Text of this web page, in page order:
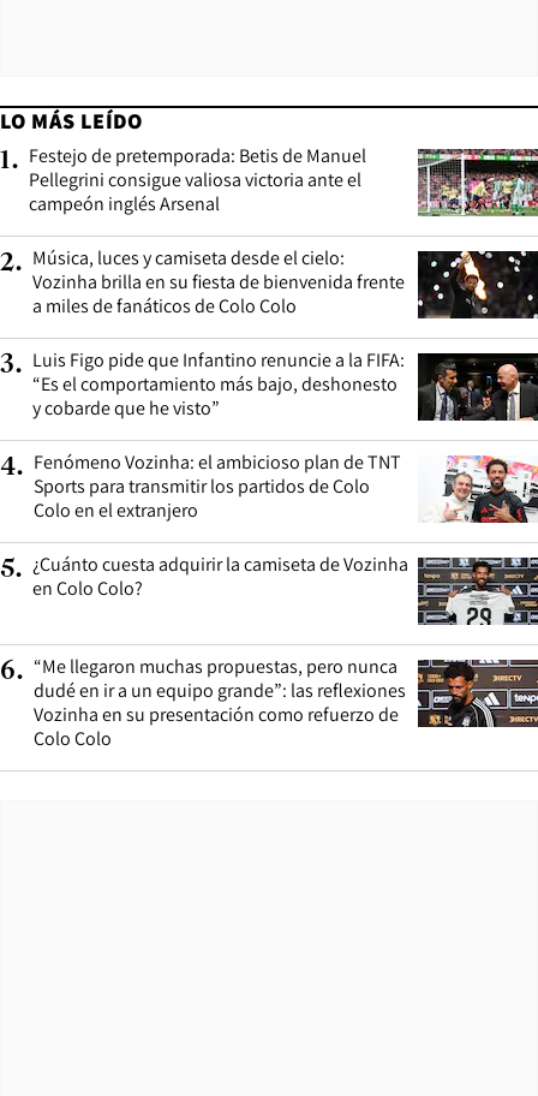
LO MÁS LEÍDO
1. Festejo de pretemporada: Betis de Manuel
Pellegrini consigue valiosa victoria ante el
campeón inglés Arsenal
2. Música, luces y camiseta desde el cielo:
Vozinha brilla en su fiesta de bienvenida frente
a miles de fanáticos de Colo Colo
3. Luis Figo pide que Infantino renuncie a la FIFA:
“Es el comportamiento más bajo, deshonesto
y cobarde que he visto”
4. Fenómeno Vozinha: el ambicioso plan de TNT
Sports para transmitir los partidos de Colo
Colo en el extranjero
5. ¿Cuánto cuesta adquirir la camiseta de Vozinha
en Colo Colo?
6. “Me llegaron muchas propuestas, pero nunca
dudé en ir a un equipo grande”: las reflexiones
Vozinha en su presentación como refuerzo de
Colo Colo